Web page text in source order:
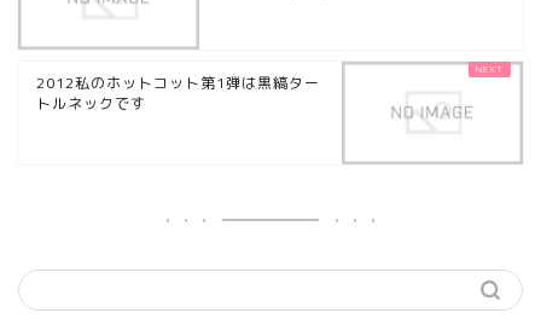
2012私のホットコット第1弾は黒縞ター
トルネックです